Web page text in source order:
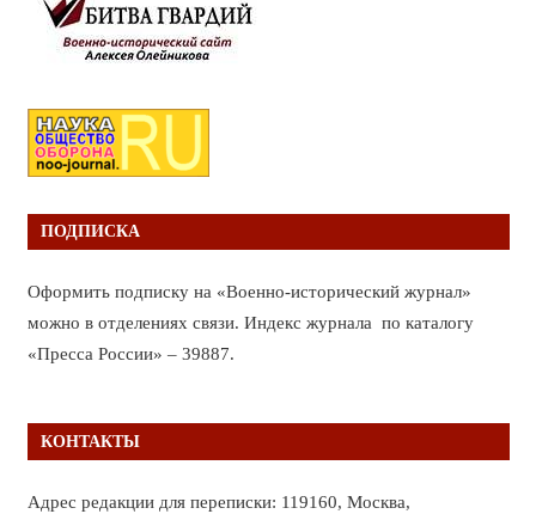
ПОДПИСКА
Оформить подписку на «Военно-исторический журнал»
можно в отделениях связи. Индекс журнала по каталогу
«Пресса России» – 39887.
КОНТАКТЫ
Адрес редакции для переписки: 119160, Москва,